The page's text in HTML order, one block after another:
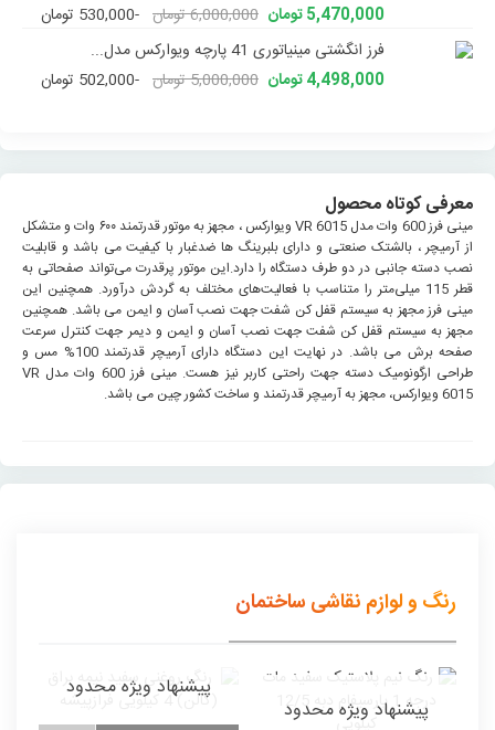
5,470,000 تومان
6,000,000 تومان
-530,000 تومان
فرز انگشتی مینیاتوری 41 پارچه ویوارکس مدل...
4,498,000 تومان
5,000,000 تومان -502,000 تومان
معرفی کوتاه محصول
مینی فرز 600 وات مدل VR 6015 ویوارکس ، مجهز به موتور قدرتمند ۶۰۰ وات و متشکل
از آرمیچر ، بالشتک صنعتی و دارای بلبرینگ ها ضدغبار با کیفیت می باشد و قابلیت
نصب دسته جانبی در دو طرف دستگاه را دارد.این موتور پرقدرت می‌تواند صفحاتی به
قطر 115 میلی‌متر را متناسب با فعالیت‌های مختلف به گردش درآورد. همچنین این
مینی فرز مجهز به سیستم قفل کن شفت جهت نصب آسان و ایمن می باشد. همچنین
مجهز به سیستم قفل کن شفت جهت نصب آسان و ایمن و دیمر جهت کنترل سرعت
صفحه برش می باشد. در نهایت این دستگاه دارای آرمیچر قدرتمند 100% مس و
طراحی ارگونومیک دسته جهت راحتی کاربر نیز هست. مینی فرز 600 وات مدل VR
6015 ویوارکس، مجهز به آرمیچر قدرتمند و ساخت کشور چین می باشد.
رنگ و لوازم نقاشی ساختمان
پیشنهاد ویژه محدود
پیشنهاد ویژه محدود